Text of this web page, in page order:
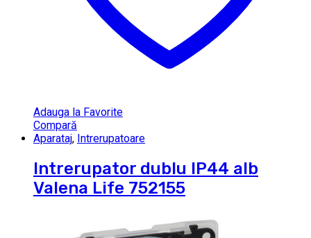
Adauga la Favorite
Compară
Aparataj, Intrerupatoare
Intrerupator dublu IP44 alb
Valena Life 752155